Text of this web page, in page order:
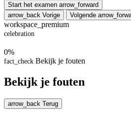
Start het examen arrow_forward
arrow_back Vorige Volgende
workspace_premium
celebration
0%
fact_check Bekijk je fouten
Bekijk je fouten
arrow_back Terug